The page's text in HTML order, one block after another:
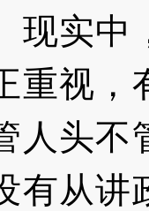
现实中
重视
人头不
有从讲